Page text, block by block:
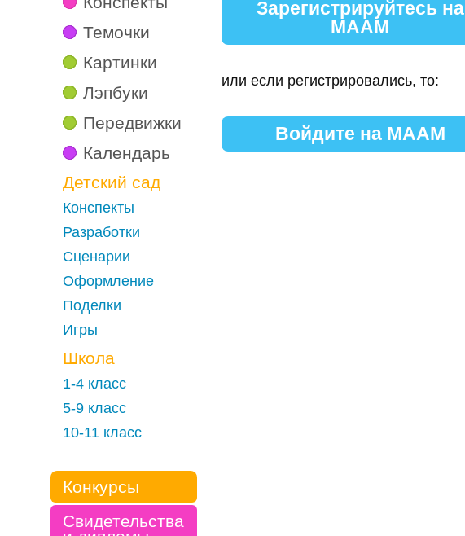
Темочки
Картинки
Лэпбуки
Передвижки
Календарь
Детский сад
Конспекты
Разработки
Сценарии
Оформление
Поделки
Игры
Школа
1-4 класс
5-9 класс
10-11 класс
Конкурсы
Свидетельства
Зарегистрируйтесь на
МААМ
или если регистрировались, то:
Войдите на МААМ